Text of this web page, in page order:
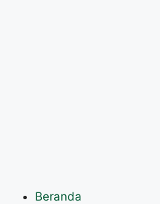
Beranda